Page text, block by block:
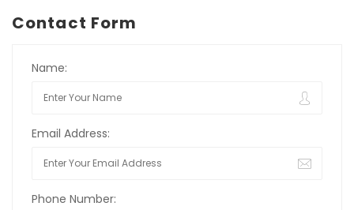
Contact Form
Name:
Email Address:
Phone Number: